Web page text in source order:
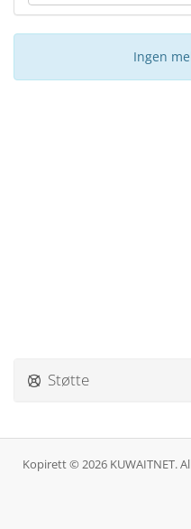
Ingen
Støtte
Kopirett © 2026 KUWAITNET.